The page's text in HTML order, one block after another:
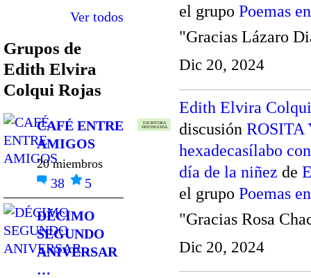
Ver todos
Grupos de
Edith Elvira
Colqui Rojas
CAFÉ ENTRE
AMIGOS
20 miembros
38 5
DÉCIMO
SEGUNDO
ANIVERSAR
…
el grupo Poemas
"Gracias Lázaro
Dic 20, 2024
ESCRITORA
DISTINGUIDA
Edith Elvira
discusión ROSITA
hexadecasílabo
día de la niñez de
el grupo Poemas
"Gracias Rosa
Dic 20, 2024